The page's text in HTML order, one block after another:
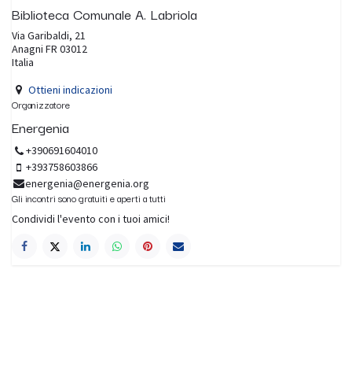
Biblioteca Comunale A. Labriola
Via Garibaldi, 21
Anagni FR 03012
Italia
Ottieni indicazioni
Organizzatore
Energenia
+390691604010
+393758603866
energenia@energenia.org
Gli incontri sono gratuiti e aperti a tutti
Condividi l'evento con i tuoi amici!